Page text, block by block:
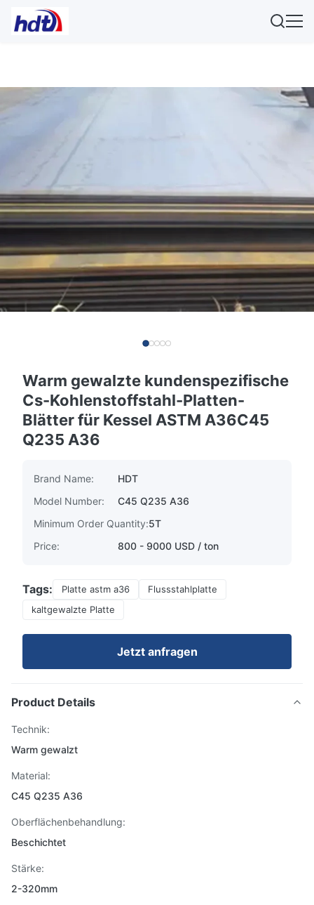
Warm gewalzte kundenspezifische
Cs-Kohlenstoffstahl-Platten-
Blätter für Kessel ASTM A36C45
Q235 A36
Brand Name:
HDT
Model Number:
C45 Q235 A36
Minimum Order Quantity:5T
Price:
800 - 9000 USD / ton
Tags: Platte astm a36
Flussstahlplatte
kaltgewalzte Platte
Jetzt anfragen
Product Details
Technik:
Warm gewalzt
Material:
C45 Q235 A36
Oberflächenbehandlung:
Beschichtet
Stärke:
2-320mm